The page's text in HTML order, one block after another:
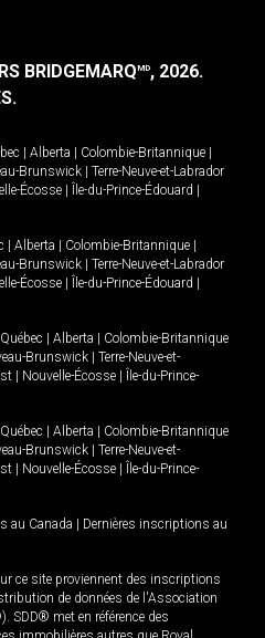
BRIDGEMARQMD, 2026.
Alberta Colombie-Britannique
Brunswick
Terre-Neuve-et-Labrador
Écosse Île-du-Prince-Édouard
Alberta Colombie-Britannique
Brunswick
Terre-Neuve-et-Labrador
Écosse Île-du-Prince-Édouard
Québec Alberta
Colombie-Britannique
Brunswick
Terre-Neuve-et-
Nouvelle-Écosse
Île-du-Prince-
Québec Alberta
Colombie-Britannique
Brunswick
Terre-Neuve-et-
Nouvelle-Écosse
Île-du-Prince-
au Canada
Dernières inscriptions au
ce site proviennent des inscriptions
de données de l'Association
SDD® met en référence des